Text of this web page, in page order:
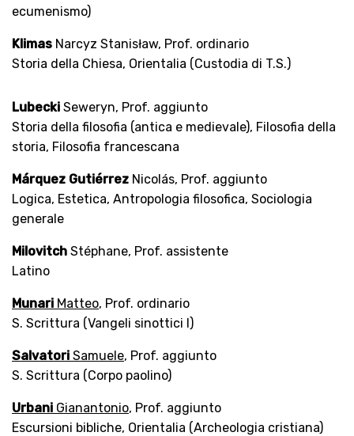
ecumenismo)
Klimas Narcyz Stanisław, Prof. ordinario
Storia della Chiesa, Orientalia (Custodia di T.S.)
Lubecki Seweryn, Prof. aggiunto
Storia della filosofia (antica e medievale), Filosofia della
storia, Filosofia francescana
Márquez Gutiérrez Nicolás, Prof. aggiunto
Logica, Estetica, Antropologia filosofica, Sociologia
generale
Milovitch Stéphane, Prof. assistente
Latino
Munari Matteo, Prof. ordinario
S. Scrittura (Vangeli sinottici I)
Salvatori Samuele, Prof. aggiunto
S. Scrittura (Corpo paolino)
Urbani Gianantonio, Prof. aggiunto
Escursioni bibliche, Orientalia (Archeologia cristiana)